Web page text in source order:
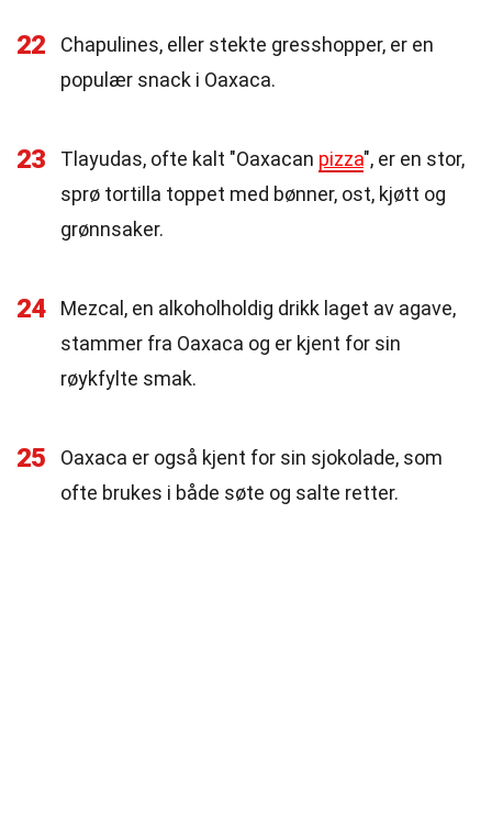
22
Chapulines, eller stekte gresshopper, er en
populær snack i Oaxaca.
23 Tlayudas, ofte kalt "Oaxacan pizza", er en stor,
sprø tortilla toppet med bønner, ost, kjøtt og
grønnsaker.
24
Mezcal, en alkoholholdig drikk laget av agave,
stammer fra Oaxaca og er kjent for sin
røykfylte smak.
25
Oaxaca er også kjent for sin sjokolade, som
ofte brukes i både søte og salte retter.